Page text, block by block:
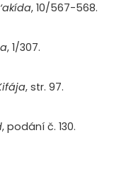
, 10/567-568.
, 1/307.
, str. 97.
, podání č. 130.